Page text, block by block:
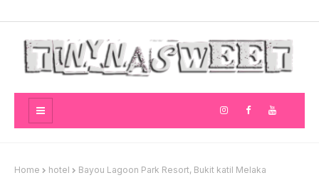
Home hotel Bayou Lagoon Park Resort, Bukit katil Melaka